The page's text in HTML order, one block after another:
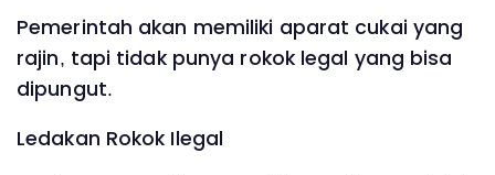
Pemerintah akan memiliki aparat cukai yang
rajin, tapi tidak punya rokok legal yang bisa
dipungut.
Ledakan Rokok Ilegal